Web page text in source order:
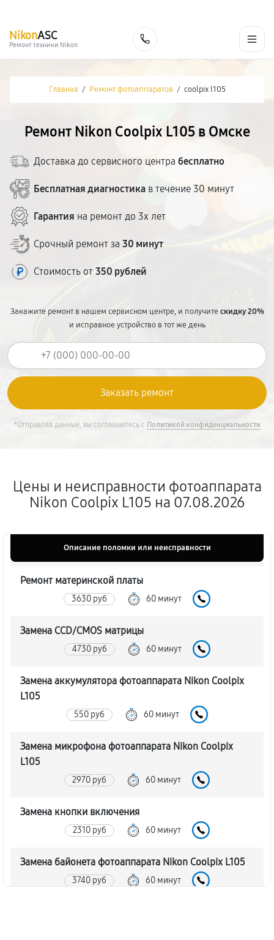
NikonASC
Ремонт техники Nikon
Главная / Ремонт фотоаппаратов / coolpix l105
Ремонт Nikon Coolpix L105 в Омске
Доставка до сервисного центра бесплатно
Бесплатная диагностика в течение 30 минут
Гарантия на ремонт до 3х лет
Срочный ремонт за 30 минут
Стоимость от 350 рублей
Закажите ремонт в нашем сервисном центре, и получитескидку 20%
и исправное устройство в тот же день
*Отправляя данные, вы соглашаетесь с Политикой конфиденциальности
Цены и неисправности фотоаппарата
Nikon Coolpix L105 на 07.08.2026
Описание поломки или неисправности
Ремонт материнской платы
3630 руб 60 минут
Замена CCD/CMOS матрицы
4730 руб 60 минут
Замена аккумулятора фотоаппарата Nikon Coolpix
L105
550 руб 60 минут
Замена микрофона фотоаппарата Nikon Coolpix
L105
2970 руб 60 минут
Замена кнопки включения
2310 руб 60 минут
Замена байонета фотоаппарата Nikon Coolpix L105
3740 руб 60 минут